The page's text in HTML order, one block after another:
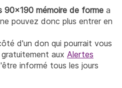
90x190 mémoire de forme a
pouvez donc plus entrer en
d'un don qui pourrait vous
aux Alertes
informé tous les jours